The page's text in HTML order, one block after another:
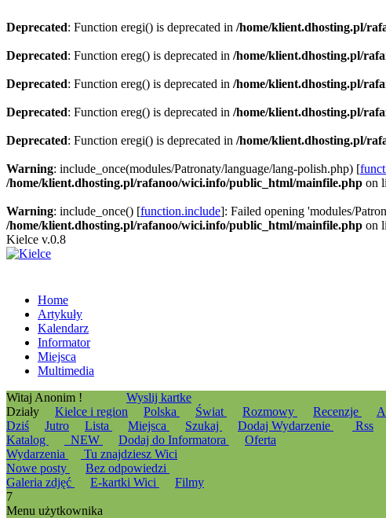
Deprecated: Function eregi() is deprecated in /home/klient.dhosting.pl/
Deprecated: Function ereg() is deprecated in /home/klient.dhosting.pl/
Deprecated: Function ereg() is deprecated in /home/klient.dhosting.pl/
Deprecated: Function ereg() is deprecated in /home/klient.dhosting.pl/
Deprecated: Function eregi() is deprecated in /home/klient.dhosting.pl/
Warning: include_once(modules/Patronaty/language/lang-polish.php) [
/home/klient.dhosting.pl/rafanoo/wici.info/public_html/mainfile.php on
Warning: include_once() [function.include]: Failed opening 'modules/
/home/klient.dhosting.pl/rafanoo/wici.info/public_html/mainfile.php on
Kielce v.0.8
Home
Artykuły
Kalendarz
Informator
Miejsca
Multimedia
Witaj Anonim !
Wyslij kartke
Działy
Kielce i region Polska Świat Rozmowy Recenzje
Dziś
Jutro Lista Miejsca Szukaj Dodaj Wydarzenie
Rss
Katalog
_NEW Dodaj do Informatora
Oferta
Wydarzenia
Tu znajdziesz Wici
Nowe posty
Bez odpowiedzi
Galeria zdjęć
E-kartki Wici
Filmy
7
Menu użytkownika